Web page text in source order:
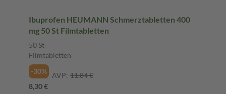
Ibuprofen HEUMANN Schmerztabletten 400
mg 50 St Filmtabletten
50 St
Filmtabletten
-30%
AVP: 11,84 €
8,30 €